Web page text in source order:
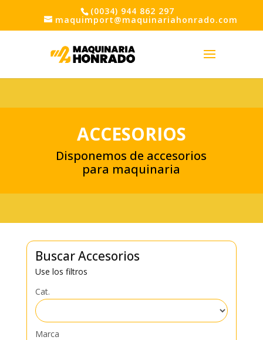
(0034) 944 862 297
maquimport@maquinariahonrado.com
ACCESORIOS
Disponemos de accesorios
para maquinaria
Buscar Accesorios
Use los filtros
Cat.
Marca